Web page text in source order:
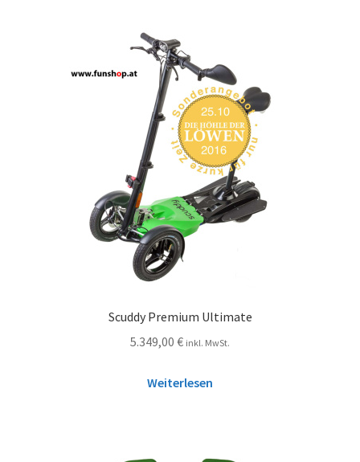
Scuddy Premium Ultimate
5.349,00 € inkl. MwSt.
Weiterlesen